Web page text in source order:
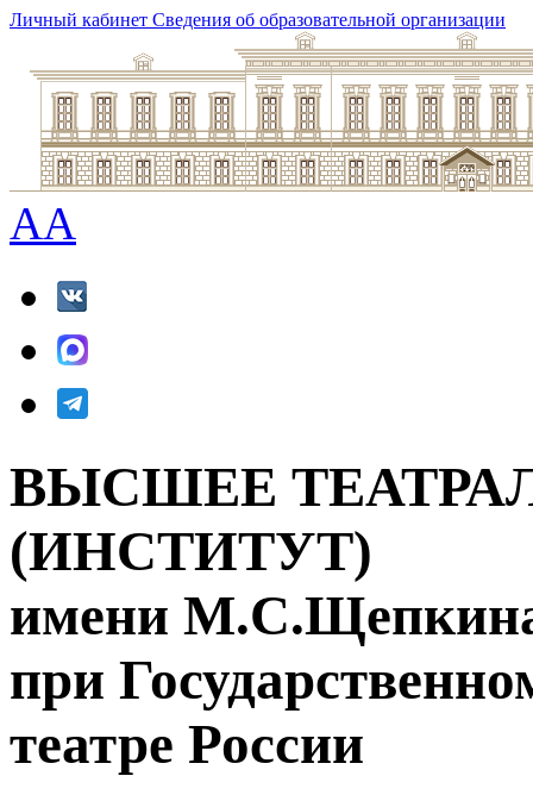
Личный кабинет Сведения об образовательной организации
AA
ВЫСШЕЕ
(ИНСТИТУТ)
имени
при
театре России